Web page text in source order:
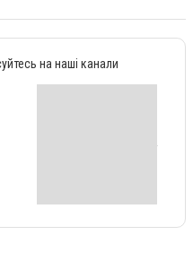
на наші канали